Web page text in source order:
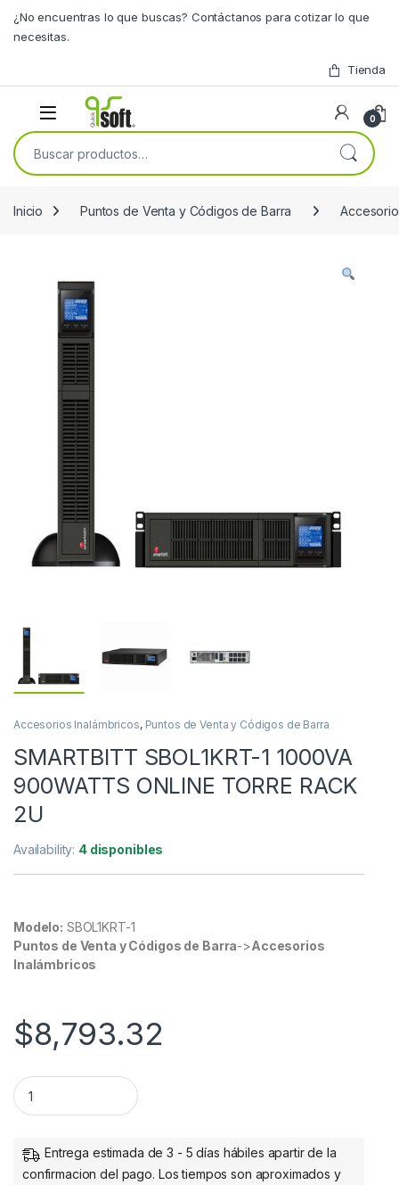
¿No encuentras lo que buscas? Contáctanos para cotizar lo que
necesitas.
Tienda
0
Buscar por:
Inicio Puntos de Venta y Códigos de Barra
Accesorios Inalámbricos, Puntos de Venta y Códigos de Barra
SMARTBITT SBOL1KRT-1 1000VA
900WATTS ONLINE TORRE RACK
2U
Availability: 4 disponibles
Modelo: SBOL1KRT-1
Puntos de Venta y Códigos de Barra->Accesorios
Inalámbricos
$8,793.32
SMARTBITT SBOL1KRT-1 1000VA 900WATTS ONLINE
Entrega estimada de 3 - 5 días hábiles apartir de la
confirmacion del pago. Los tiempos son aproximados y